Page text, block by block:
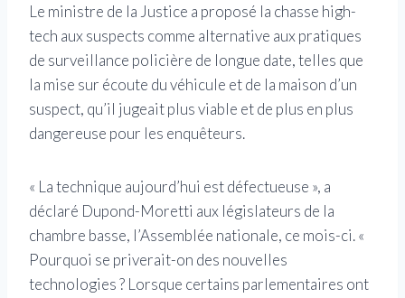
Le ministre de la Justice a proposé la chasse high-
tech aux suspects comme alternative aux pratiques
de surveillance policière de longue date, telles que
la mise sur écoute du véhicule et de la maison d’un
suspect, qu’il jugeait plus viable et de plus en plus
dangereuse pour les enquêteurs.
« La technique aujourd’hui est défectueuse », a
déclaré Dupond-Moretti aux législateurs de la
chambre basse, l’Assemblée nationale, ce mois-ci. «
Pourquoi se priverait-on des nouvelles
technologies ? Lorsque certains parlementaires ont